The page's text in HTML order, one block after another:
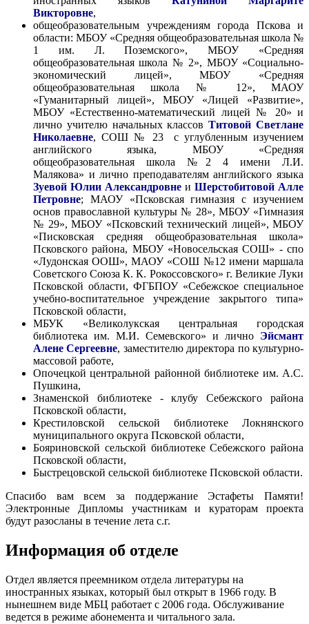
Викторовне,
общеобразовательным учреждениям города Пскова и
области: МБОУ «Средняя общеобразовательная школа №
1 им. Л. Поземского», МБОУ «Средняя
общеобразовательная школа № 2», МБОУ «Социально-
экономический лицей», МБОУ «Средняя
общеобразовательная школа № 12», МАОУ
«Гуманитарный лицей», МБОУ «Лицей «Развитие»,
МБОУ «Естественно-математический лицей № 20» и
лично учителю начальных классовТитовой Светлане
Николаевне, СОШ № 23 с углубленным изучением
английского языка, МБОУ «Средняя
общеобразовательная школа №2 4 имени Л.И.
Малякова» и лично преподавателям английского языка
Зуевой Юлии Александровне и Шерстобитовой Алле
Петровне; МАОУ «Псковская гимназия с изучением
основ православной культуры № 28», МБОУ «Гимназия
№ 29», МБОУ «Псковский технический лицей», МБОУ
«Писковская средняя общеобразовательная школа»
Псковского района, МБОУ «Новосельская СОШ» - спо
«Лудонская ООШ», МАОУ «СОШ №12 имени маршала
Советского Союза К. К. Рокоссовского» г. Великие Луки
Псковской области, ФГБПОУ «Себежское специальное
учебно-воспитательное учреждение закрытого типа»
Псковской области,
МБУК «Великолукская центральная городская
библиотека им. М.И. Семевского» и лично Эйсмант
Алене Сергеевне, заместителю директора по культурно-
массовой работе,
Опочецкой центральной районной библиотеке им. А.С.
Пушкина,
Знаменской библиотеке - клубу Себежского района
Псковской области,
Крестиловской сельской библиотеке Локнянского
муниципального округа Псковской области,
Бояриновской сельской библиотеке Себежского района
Псковской области,
Быстрецовской сельской библиотеке Псковской области.
Спасибо вам всем за поддержание Эстафеты Памяти!
Электронные Дипломы участникам и кураторам проекта
будут разосланы в течение лета с.г.
Информация об отделе
Отдел является преемником отдела литературы на
иностранных языках, который был открыт в 1966 году. В
нынешнем виде МБЦ работает с 2006 года. Обслуживание
ведется в режиме абонемента и читального зала.